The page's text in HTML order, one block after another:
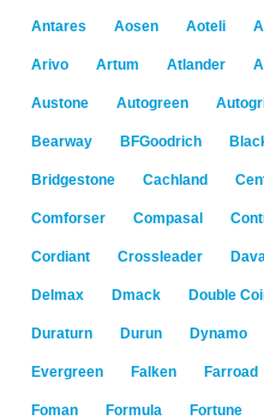
Antares Aosen Aoteli
Arivo Artum Atlander
Austone Autogreen
Bearway BFGoodrich
Bridgestone Cachland
Comforser Compasal
Cordiant Crossleader
Delmax Dmack Double
Duraturn Durun Dynamo
Evergreen Falken Farroad
Foman Formula Fortune